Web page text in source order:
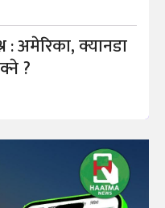
: अमेरिका, क्यानडा
?